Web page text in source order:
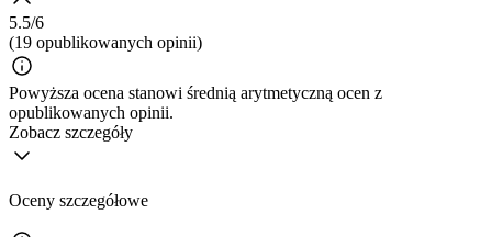
5.5/6
(19 opublikowanych opinii)
Powyższa ocena stanowi średnią arytmetyczną ocen z
opublikowanych opinii.
Zobacz szczegóły
Oceny szczegółowe